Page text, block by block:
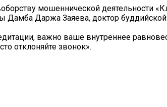
мошеннической деятельности
Дамба Даржа Заяева, доктор
важно ваше внутреннее
отклоняйте звонок».